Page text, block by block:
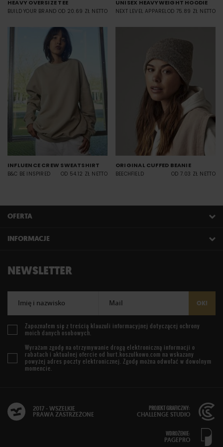
HEAVY OVERSIZE TEE
BUILD YOUR BRAND OD 20.69 ZŁ NETTO
UNISEX HEAVYWEIGHT HOODIE
NEXT LEVEL APPARELOD 75.89 ZŁ NETTO
INFLUENCE CREW SWEATSHIRT
B&C BE INSPIRED OD 54.12 ZŁ NETTO
ORIGINAL CUFFED BEANIE
BEECHFIELD OD 7.03 ZŁ NETTO
OFERTA
INFORMACJE
NEWSLETTER
Imię i nazwisko Mail OK!
Zapoznałem się z treścią klauzuli informacyjnej dotyczącej ochrony
moich danych osobowych.
Wyrażam zgodę na otrzymywanie drogą elektroniczną informacji o
rabatach i aktualnej ofercie od hurt.koszulkowo.com na wskazany
powyżej adres poczty elektronicznej. Zgodę można odwołać w dowolnym
momencie.
2017 - WSZELKIE
PRAWA ZASTRZEŻONE
PROJEKT GRAFICZNY:
CHALLENGE STUDIO
WDROŻENIE:
PAGEPRO